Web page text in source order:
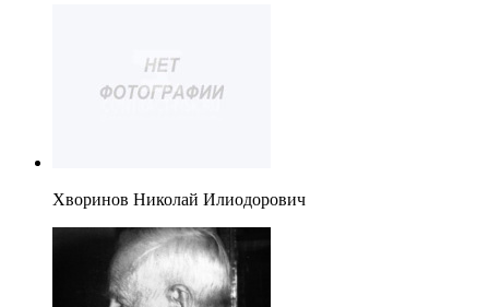
Хворинов Николай Илиодорович